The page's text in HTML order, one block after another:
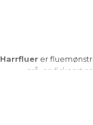
Harrfluer er
grå, en fiskeart
vannstrømmer og